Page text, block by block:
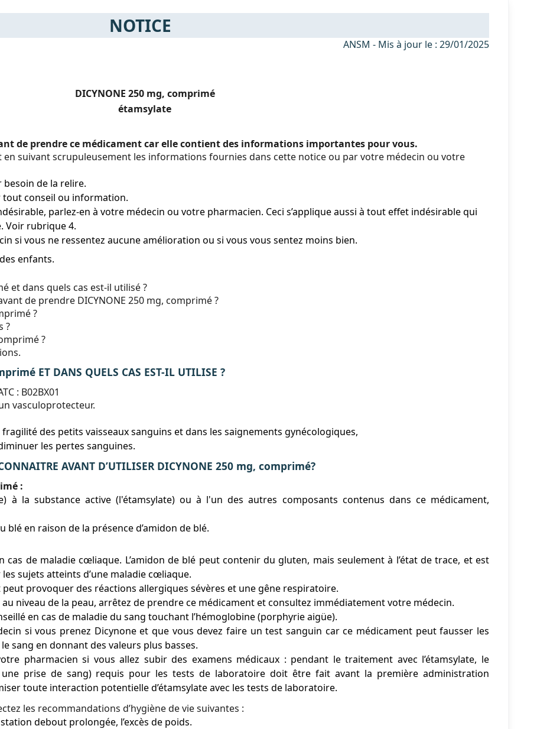
NOTICE
ANSM - Mis à jour le : 29/01/2025
DICYNONE 250 mg, comprimé
étamsylate
de prendre ce médicament car elle contient des informations importantes pour vous.
en suivant scrupuleusement les informations fournies dans cette notice ou par votre médecin ou votre
besoin de la relire.
tout conseil ou information.
parlez-en à votre médecin ou votre pharmacien. Ceci s’applique aussi à tout effet indésirable qui
Voir rubrique 4.
si vous ne ressentez aucune amélioration ou si vous vous sentez moins bien.
enfants.
et dans quels cas est-il utilisé ?
de prendre DICYNONE 250 mg, comprimé ?
?
?
?
ET DANS QUELS CAS EST-IL UTILISE ?
: B02BX01
vasculoprotecteur.
des petits vaisseaux sanguins et dans les saignements gynécologiques,
les pertes sanguines.
AVANT D’UTILISER DICYNONE 250 mg, comprimé?
:
à la substance active (l'étamsylate) ou à l'un des autres composants contenus dans ce médicament,
blé en raison de la présence d’amidon de blé.
cas de maladie cœliaque. L’amidon de blé peut contenir du gluten, mais seulement à l’état de trace, et est
sujets atteints d’une maladie cœliaque.
peut provoquer des réactions allergiques sévères et une gêne respiratoire.
au niveau de la peau, arrêtez de prendre ce médicament et consultez immédiatement votre médecin.
en cas de maladie du sang touchant l’hémoglobine (porphyrie aigüe).
si vous prenez Dicynone et que vous devez faire un test sanguin car ce médicament peut fausser les
sang en donnant des valeurs plus basses.
pharmacien si vous allez subir des examens médicaux : pendant le traitement avec l’étamsylate, le
une prise de sang) requis pour les tests de laboratoire doit être fait avant la première administration
toute interaction potentielle d’étamsylate avec les tests de laboratoire.
les recommandations d’hygiène de vie suivantes :
station debout prolongée, l’excès de poids.